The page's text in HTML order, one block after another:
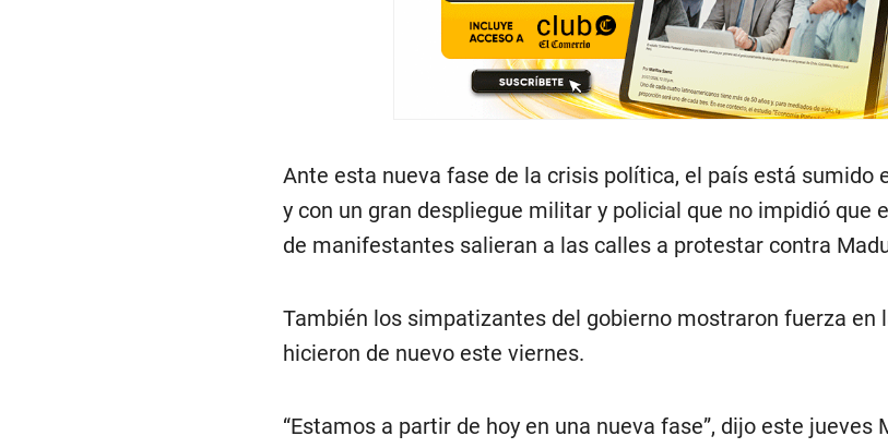
Ante esta nueva fase de la crisis política, el país está sumido
y con un gran despliegue militar y policial que no impidió que
de manifestantes salieran a las calles a protestar contra
También los simpatizantes del gobierno mostraron fuerza en
hicieron de nuevo este viernes.
“Estamos a partir de hoy en una nueva fase”, dijo este jueves